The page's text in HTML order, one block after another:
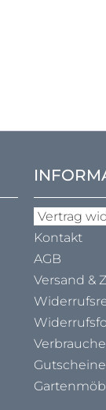
Vertrag
Kontakt
AGB
Versand &
Gutscheine